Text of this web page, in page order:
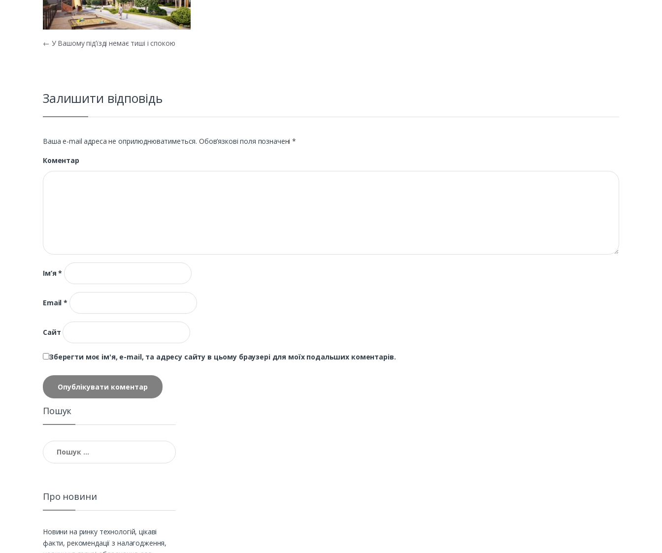
Навігація записів
← У Вашому під’їзді немає тиші і спокою
Залишити відповідь
Ваша e-mail адреса не оприлюднюватиметься. Обов’язкові поля позначені*
Коментар
Ім’я*
Email*
Сайт
Зберегти моє ім'я, e-mail, та адресу сайту в цьому браузері для моїх подальших коментарів.
Пошук
Пошук:
Про новини
Новини на ринку технологій, цікаві
факти, рекомендації з налагодження,